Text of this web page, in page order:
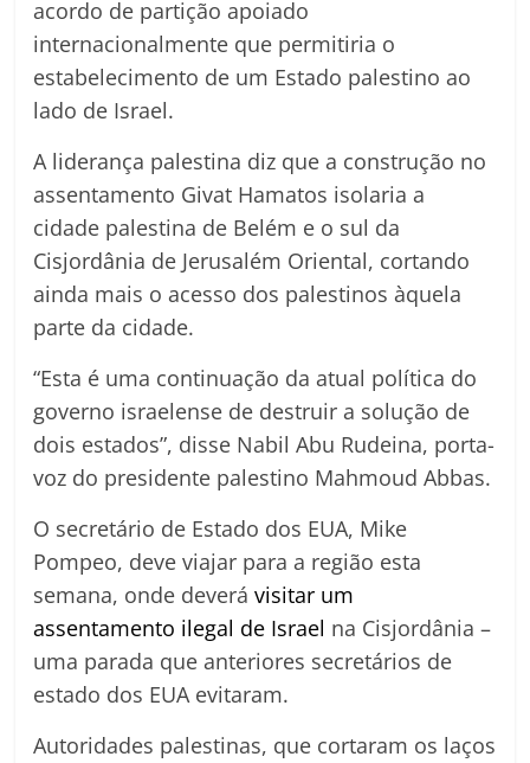
acordo de partição apoiado
internacionalmente que permitiria o
estabelecimento de um Estado palestino ao
lado de Israel.
A liderança palestina diz que a construção no
assentamento Givat Hamatos isolaria a
cidade palestina de Belém e o sul da
Cisjordânia de Jerusalém Oriental, cortando
ainda mais o acesso dos palestinos àquela
parte da cidade.
“Esta é uma continuação da atual política do
governo israelense de destruir a solução de
dois estados”, disse Nabil Abu Rudeina, porta-
voz do presidente palestino Mahmoud Abbas.
O secretário de Estado dos EUA, Mike
Pompeo, deve viajar para a região esta
semana, onde deverávisitar um
assentamento ilegal de Israel na Cisjordânia –
uma parada que anteriores secretários de
estado dos EUA evitaram.
Autoridades palestinas, que cortaram os laços